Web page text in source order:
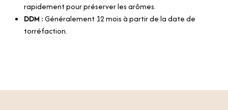
rapidement pour préserver les arômes.
DDM :Généralement 12 mois à partir de la date de
torréfaction.